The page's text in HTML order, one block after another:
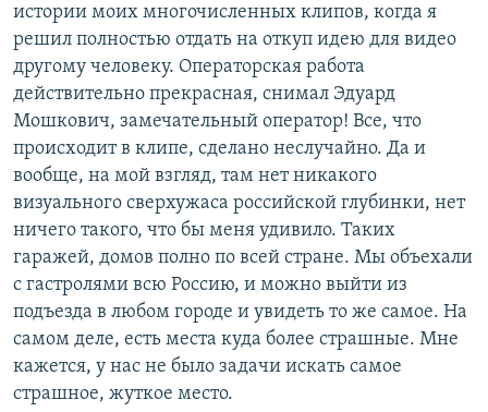
истории моих многочисленных клипов, когда я
решил полностью отдать на откуп идею для видео
другому человеку. Операторская работа
действительно прекрасная, снимал Эдуард
Мошкович, замечательный оператор! Все, что
происходит в клипе, сделано неслучайно. Да и
вообще, на мой взгляд, там нет никакого
визуального сверхужаса российской глубинки, нет
ничего такого, что бы меня удивило. Таких
гаражей, домов полно по всей стране. Мы объехали
с гастролями всю Россию, и можно выйти из
подъезда в любом городе и увидеть то же самое. На
самом деле, есть места куда более страшные. Мне
кажется, у нас не было задачи искать самое
страшное, жуткое место.